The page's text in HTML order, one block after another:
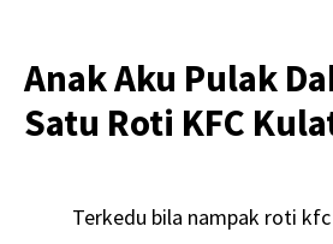
Anak Aku Pulak
Satu Roti KFC
Terkedu bila nampak roti